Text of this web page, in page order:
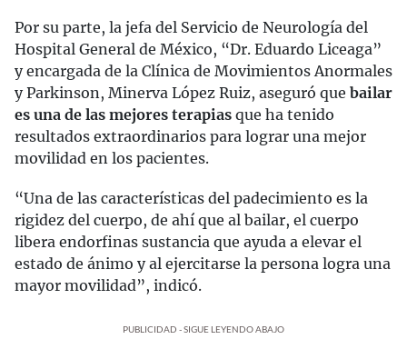
Por su parte, la jefa del Servicio de Neurología del
Hospital General de México, “Dr. Eduardo Liceaga”
y encargada de la Clínica de Movimientos Anormales
y Parkinson, Minerva López Ruiz, aseguró que bailar
es una de las mejores terapias que ha tenido
resultados extraordinarios para lograr una mejor
movilidad en los pacientes.
“Una de las características del padecimiento es la
rigidez del cuerpo, de ahí que al bailar, el cuerpo
libera endorfinas sustancia que ayuda a elevar el
estado de ánimo y al ejercitarse la persona logra una
mayor movilidad”, indicó.
PUBLICIDAD - SIGUE LEYENDO ABAJO